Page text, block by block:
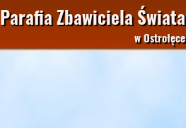
Parafia Zbawiciela Świata
w Ostrołęce